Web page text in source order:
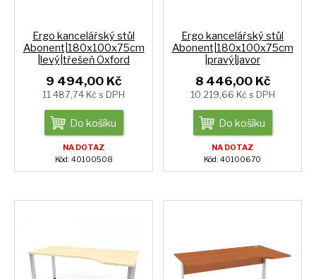
Ergo kancelářský stůl
Abonent|180x100x75cm
|levý|třešeň Oxford
9 494,00 Kč
11 487,74 Kč s DPH
Do košíku
NA DOTAZ
Kód: 40100508
Ergo kancelářský stůl
Abonent|180x100x75cm
|pravý|javor
8 446,00 Kč
10 219,66 Kč s DPH
Do košíku
NA DOTAZ
Kód: 40100670